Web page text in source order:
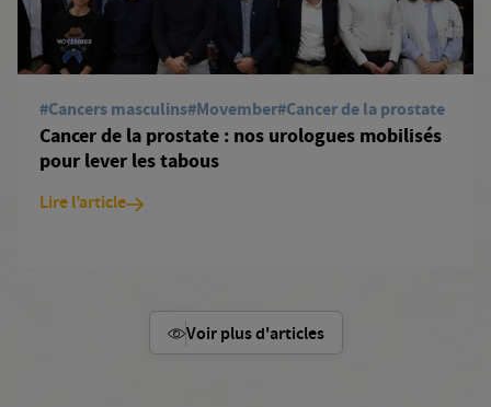
#Cancers masculins#Movember#Cancer de la prostate
Cancer de la prostate : nos urologues mobilisés
pour lever les tabous
Lire l’article
Voir plus d'articles